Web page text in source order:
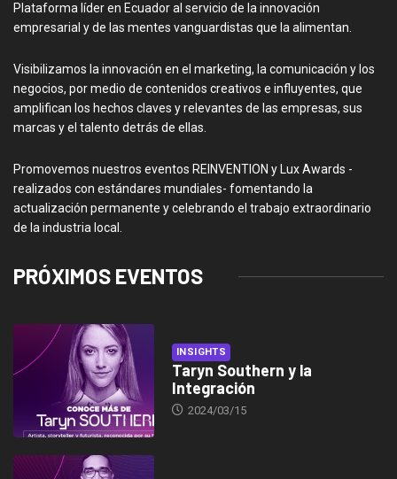
Plataforma líder en Ecuador al servicio de la innovación
empresarial y de las mentes vanguardistas que la alimentan.
Visibilizamos la innovación en el marketing, la comunicación y los
negocios, por medio de contenidos creativos e influyentes, que
amplifican los hechos claves y relevantes de las empresas, sus
marcas y el talento detrás de ellas.
Promovemos nuestros eventos REINVENTION y Lux Awards -
realizados con estándares mundiales- fomentando la
actualización permanente y celebrando el trabajo extraordinario
de la industria local.
PRÓXIMOS EVENTOS
INSIGHTS
Taryn Southern y la
Integración
2024/03/15